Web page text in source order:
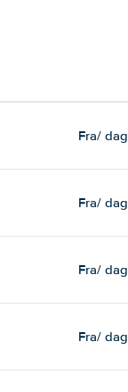
Fra/ dag
Fra/ dag
Fra/ dag
Fra/ dag